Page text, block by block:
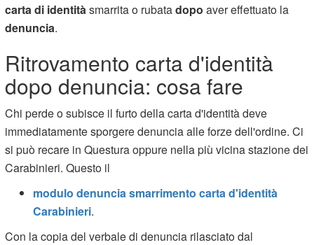
carta di identità smarrita o rubatadopoaver effettuato la
denuncia.
Ritrovamento carta d'identità
dopo denuncia: cosa fare
Chi perde o subisce il furto della carta d'identità deve
immediatamente sporgere denuncia alle forze dell'ordine. Ci
si può recare in Questura oppure nella più vicina stazione dei
Carabinieri. Questo il
modulo denuncia smarrimento carta d'identità
Carabinieri.
Con la copia del verbale di denuncia rilasciato dal